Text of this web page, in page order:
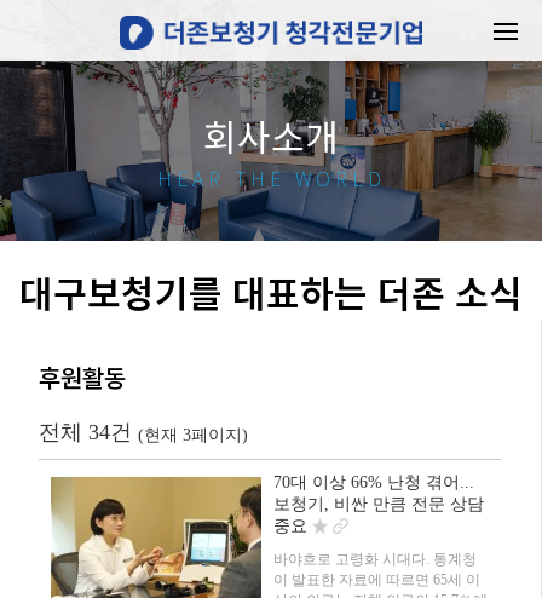
회사소개
HEAR THE WORLD
대구보청기를 대표하는 더존 소식
후원활동
전체 34건 (현재 3페이지)
70대 이상 66% 난청 겪어...
보청기, 비싼 만큼 전문 상담
중요
바야흐로 고령화 시대다. 통계청
이 발표한 자료에 따르면 65세 이